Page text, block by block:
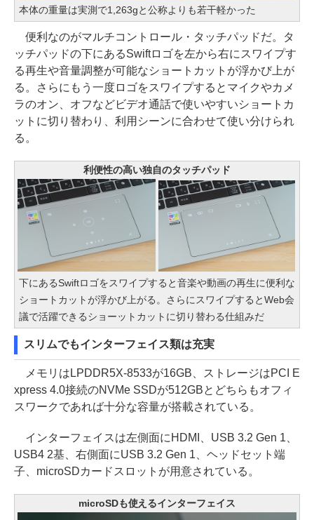
本体の重量は実測で1,263gと公称よりも若干軽かった
便利なのがマルチコントロール・タッチパッドだ。タ
ッチパッドの下にあるSwiftロゴを左から右にスワイプす
る再生や音量調整が可能なショートカットが浮かび上が
る。さらにもう一度ロゴをスワイプするとマイクやカメ
ラのオン、オフなどビデオ通話で使いやすいショートカ
ットに切り替わり、利用シーンに合わせて使い分けられ
る。
利便性の高い独自のタッチパッド
下にあるSwiftロゴをスワイプすると音楽や動画の再生に便利な
ショートカットが浮かび上がる。さらにスワイプするとWeb会
議で活躍できるショーットカットに切り替わる仕組みだ
スリムでもインターフェイス類は充実
メモリはLPDDR5X-8533が16GB、ストレージはPCI E
xpress 4.0接続のNVMe SSDが512GBとどちらもオフィ
スワークであれば十分な容量が搭載されている。
インターフェイスは左側面にHDMI、USB 3.2 Gen 1、
USB4 2基、右側面にUSB 3.2 Gen 1、ヘッドセット端
子、microSDカードスロットが用意されている。
microSDも使えるインターフェイス